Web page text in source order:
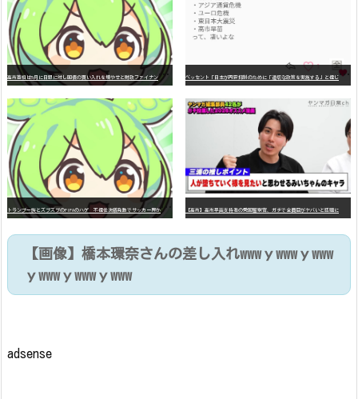
高
市首相は5月に日銀に対し国債の買い入れを増やせと財政ファイナンスを要求していた ベ
ッセント「日本が円安抑制のために「適切な政策を実施する」と信じている」
ト
ランプ一族とズブズブのFIFAのハゲ 不信任決議発動でサッカー界から永久追放へ 【高市】高市早苗支持者の愛国警察官、ガチで全員目がヤバいと話題に
【画像】橋本環奈さんの差し入れwwwｙwwwｙwww
ｙwwwｙwwwｙwww
adsense